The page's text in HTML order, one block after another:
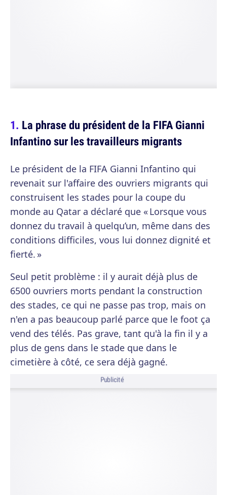
La phrase du président de la FIFA Gianni
Infantino sur les travailleurs migrants
Le président de la FIFA Gianni Infantino qui
revenait sur l'affaire des ouvriers migrants qui
construisent les stades pour la coupe du
monde au Qatar a déclaré que « Lorsque vous
donnez du travail à quelqu’un, même dans des
conditions difficiles, vous lui donnez dignité et
fierté. »
Seul petit problème : il y aurait déjà plus de
6500 ouvriers morts pendant la construction
des stades, ce qui ne passe pas trop, mais on
n'en a pas beaucoup parlé parce que le foot ça
vend des télés. Pas grave, tant qu'à la fin il y a
plus de gens dans le stade que dans le
cimetière à côté, ce sera déjà gagné.
Publicité